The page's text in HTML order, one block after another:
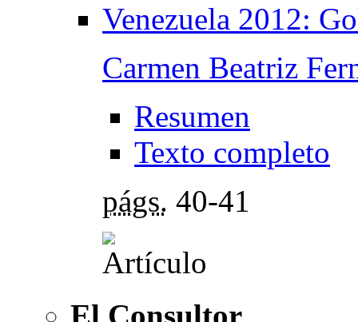
Venezuela 2012:
Carmen Beatriz
Resumen
Texto completo
págs. 40-41
El Consultor